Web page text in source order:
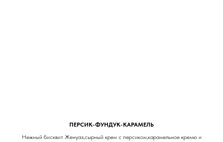
ПЕРСИК-ФУНДУК-КАРАМЕЛЬ
Нежный бисквит Женуаз,сырный крем с персиком,карамельное кремю и